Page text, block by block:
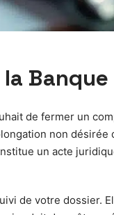
de fermer un
non désirée
un acte
de votre dossier.